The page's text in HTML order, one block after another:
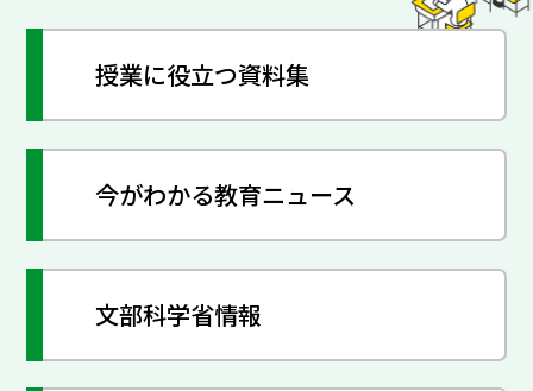
授業に役立つ資料集
今がわかる教育ニュース
文部科学省情報